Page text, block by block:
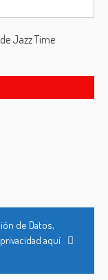
de Jazz Time
de Datos,
aquí